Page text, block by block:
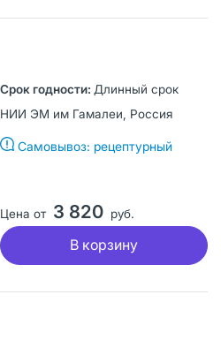
Длинный срок
НИИ ЭМ им Гамалеи, Россия
Самовывоз: рецептурный
Цена от 3 820 руб.
В корзину